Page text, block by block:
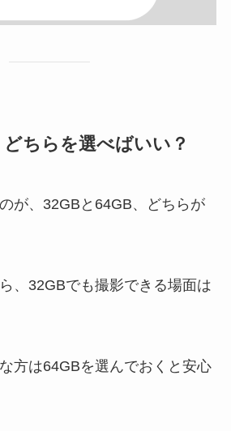
ちらを選べばいい？
が、32GBと64GB、どちらが
、32GBでも撮影できる場面は
方は64GBを選んでおくと安心